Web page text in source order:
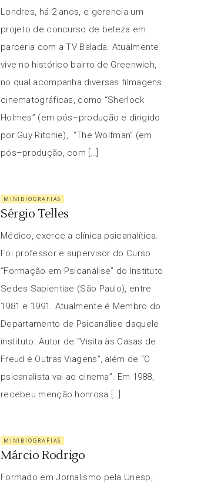
Londres, há 2 anos, e gerencia um
projeto de concurso de beleza em
parceria com a TV Balada. Atualmente
vive no histórico bairro de Greenwich,
no qual acompanha diversas filmagens
cinematográficas, como “Sherlock
Holmes” (em pós–produção e dirigido
por Guy Ritchie), “The Wolfman” (em
pós–produção, com […]
MINIBIOGRAFIAS
Sérgio Telles
Médico, exerce a clínica psicanalítica.
Foi professor e supervisor do Curso
“Formação em Psicanálise” do Instituto
Sedes Sapientiae (São Paulo), entre
1981 e 1991. Atualmente é Membro do
Departamento de Psicanálise daquele
instituto. Autor de “Visita às Casas de
Freud e Outras Viagens”, além de “O
psicanalista vai ao cinema”. Em 1988,
recebeu menção honrosa […]
MINIBIOGRAFIAS
Márcio Rodrigo
Formado em Jornalismo pela Unesp,